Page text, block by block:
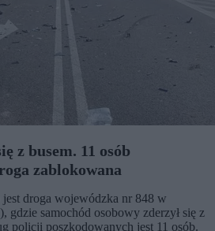
z busem. 11 osób
zablokowana
droga wojewódzka nr 848 w
gdzie samochód osobowy zderzył się z
policji poszkodowanych jest 11 osób.